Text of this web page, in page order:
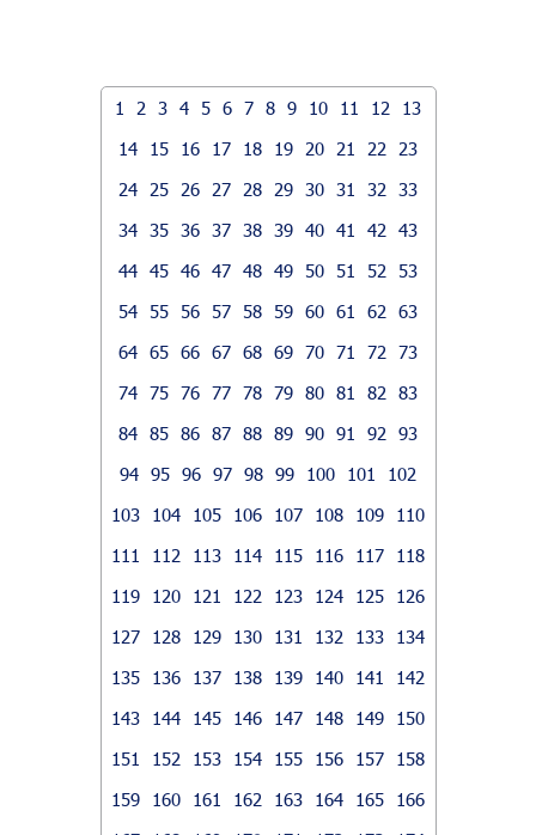
1 2 3 4 5 6 7 8 9 10 11 12
13
14
15 16 17 18 19 20 21 22
23
24
25 26 27 28 29 30 31 32
33
34 35 36 37 38 39 40 41 42
43
44 45 46 47 48 49 50 51 52
53
54 55 56 57 58 59 60 61 62
63
64 65 66 67 68 69 70 71 72
73
74 75 76 77 78 79 80 81 82
83
84 85 86 87 88 89 90 91 92
93
94 95 96 97 98 99 100 101
102
103
104 105 106 107 108 109
110
111
112 113 114 115 116 117
118
119
120 121 122 123 124 125
126
127
128 129 130 131 132 133
134
135
136 137 138 139 140 141
142
143
144 145 146 147 148 149
150
151
152 153 154 155 156 157
158
159
160 161 162 163 164 165
166